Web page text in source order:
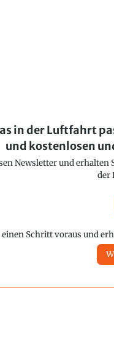
in der Luftfahrt
und kostenlosen
Newsletter und
der
Schritt voraus und